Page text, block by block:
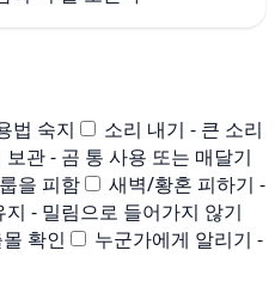
법 숙지
소리 내기 - 큰 소리
보관 - 곰 통 사용 또는 매달기
을 피함
새벽/황혼 피하기 -
지 - 밀림으로 들어가지 않기
확인
누군가에게 알리기 -